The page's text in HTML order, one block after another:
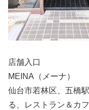
店舗入口
MEINA（メーナ）
仙台市若林区、五橋
る、レストラン＆カフ